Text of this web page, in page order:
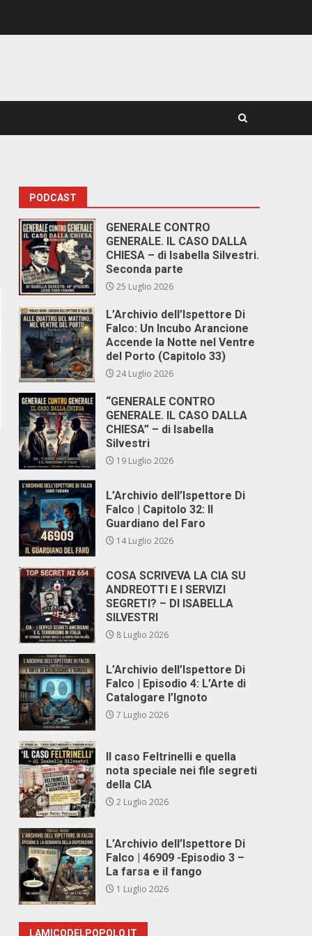
PODCAST
GENERALE CONTRO
GENERALE. IL CASO DALLA
CHIESA – di Isabella Silvestri.
Seconda parte
25 Luglio 2026
L’Archivio dell’Ispettore Di
Falco: Un Incubo Arancione
Accende la Notte nel Ventre
del Porto (Capitolo 33)
24 Luglio 2026
“GENERALE CONTRO
GENERALE. IL CASO DALLA
CHIESA” – di Isabella
Silvestri
19 Luglio 2026
L’Archivio dell’Ispettore Di
Falco | Capitolo 32: Il
Guardiano del Faro
14 Luglio 2026
COSA SCRIVEVA LA CIA SU
ANDREOTTI E I SERVIZI
SEGRETI? – DI ISABELLA
SILVESTRI
8 Luglio 2026
L’Archivio dell’Ispettore Di
Falco | Episodio 4: L’Arte di
Catalogare l’Ignoto
7 Luglio 2026
Il caso Feltrinelli e quella
nota speciale nei file segreti
della CIA
2 Luglio 2026
L’Archivio dell’Ispettore Di
Falco | 46909 -Episodio 3 –
La farsa e il fango
1 Luglio 2026
LAMICODELPOPOLO.IT